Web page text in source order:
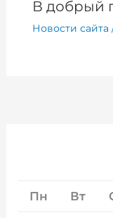
В добрый
Новости сайта
Пн Вт